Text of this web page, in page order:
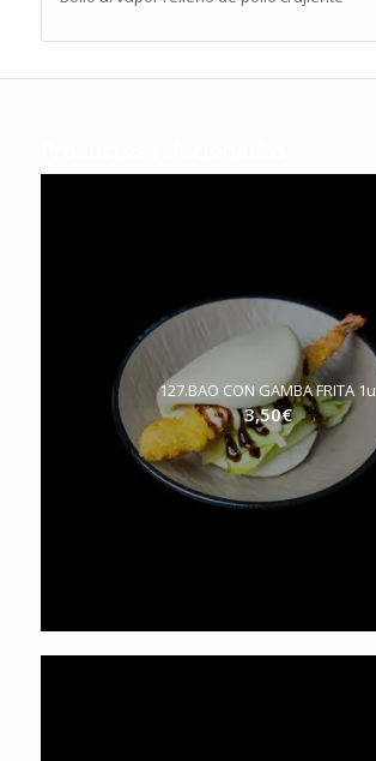
127.BAO CON GAMBA FRITA 1u
3,50€